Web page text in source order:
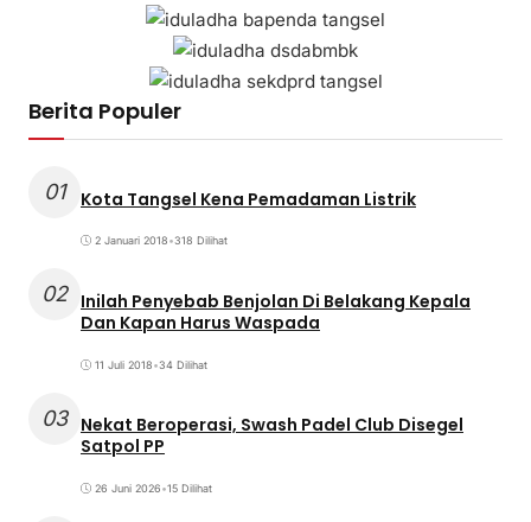
Berita Populer
01 Kota Tangsel Kena Pemadaman Listrik
2 Januari 2018•318 Dilihat
02 Inilah Penyebab Benjolan Di Belakang Kepala
Dan Kapan Harus Waspada
11 Juli 2018•34 Dilihat
03 Nekat Beroperasi, Swash Padel Club Disegel
Satpol PP
26 Juni 2026•15 Dilihat